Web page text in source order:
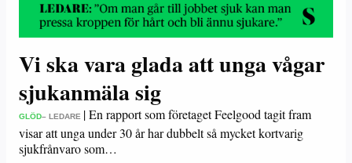
Vi ska vara glada att unga vågar
sjukanmäla sig
GLÖD– LEDARE |En rapport som företaget Feelgood tagit fram
visar att unga under 30 år har dubbelt så mycket kortvarig
sjukfrånvaro som…